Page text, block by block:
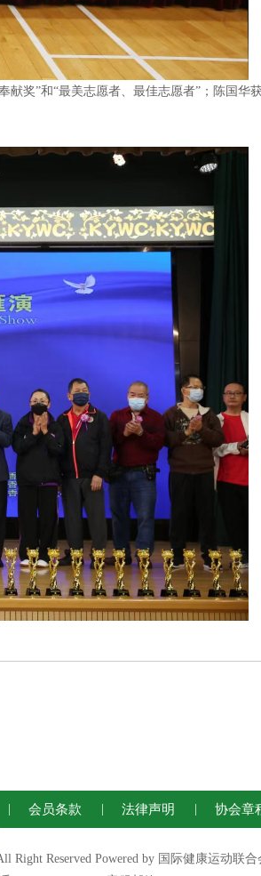
奖”和“最美志愿者、最佳志愿者”；陈国华
会员条款 法律声明 协会章
Right Reserved Powered by 国际健康运动联